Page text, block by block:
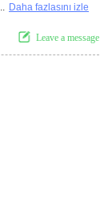
Daha fazlasını izle
Leave a message